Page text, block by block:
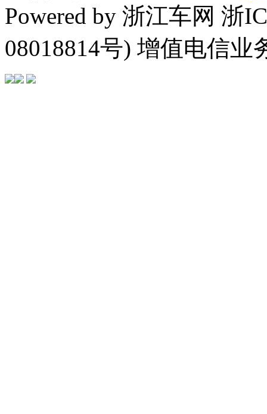
Powered by 浙江车网 浙
08018814号) 增值电信业